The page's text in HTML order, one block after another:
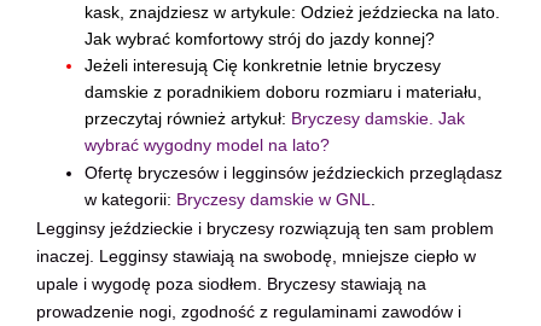
kask, znajdziesz w artykule: Odzież jeździecka na lato.
Jak wybrać komfortowy strój do jazdy konnej?
Jeżeli interesują Cię konkretnie letnie bryczesy
damskie z poradnikiem doboru rozmiaru i materiału,
przeczytaj również artykuł: Bryczesy damskie. Jak
wybrać wygodny model na lato?
Ofertę bryczesów i legginsów jeździeckich przeglądasz
w kategorii: Bryczesy damskie w GNL
Legginsy jeździeckie i bryczesy rozwiązują ten sam problem
inaczej. Legginsy stawiają na swobodę, mniejsze ciepło w
upale i wygodę poza siodłem. Bryczesy stawiają na
prowadzenie nogi, zgodność z regulaminami zawodów i